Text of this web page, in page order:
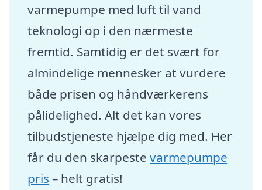
varmepumpe med luft til vand
teknologi op i den nærmeste
fremtid. Samtidig er det svært for
almindelige mennesker at vurdere
både prisen og håndværkerens
pålidelighed. Alt det kan vores
tilbudstjeneste hjælpe dig med. Her
får du den skarpestevarmepumpe
pris – helt gratis!